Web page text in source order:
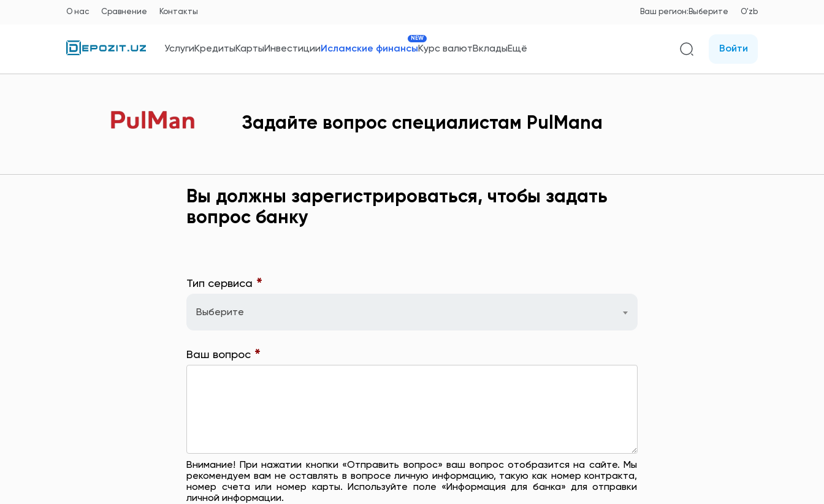
О нас Сравнение Контакты Ваш регион: Выберите O'zb
УслугиКредитыКартыИнвестицииИсламские финансы
NEW
Курс валютВкладыЕщё Войти
Задайте вопрос специалистам PulManа
Вы должны зарегистрироваться, чтобы задать
вопрос банку
Тип сервиса *
Выберите
Ваш вопрос *
Внимание! При нажатии кнопки «Отправить вопрос» ваш вопрос отобразится на сайте. Мы
рекомендуем вам не оставлять в вопросе личную информацию, такую ​​как номер контракта,
номер счета или номер карты. Используйте поле «Информация для банка» для отправки
личной информации.